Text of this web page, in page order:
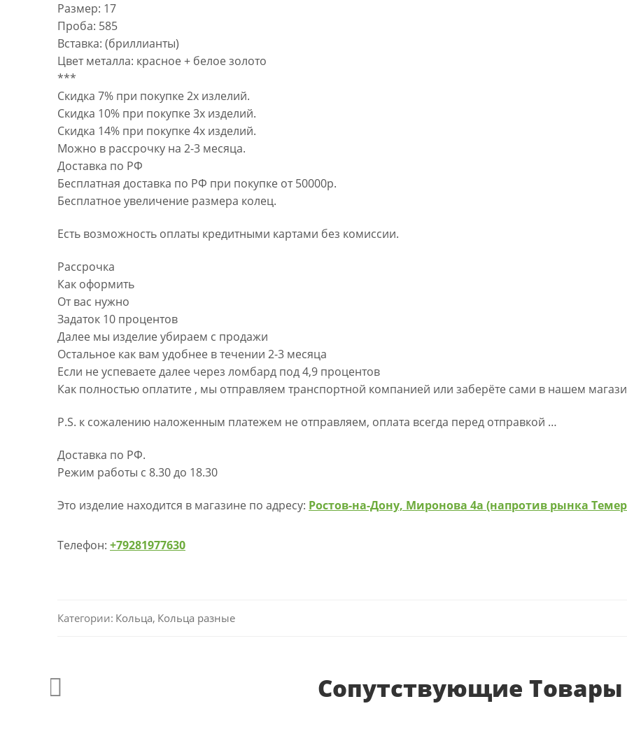
Размер: 17
Проба: 585
Вставка: (бриллианты)
Цвет металла: красное + белое золото
***
Скидка 7% при покупке 2х излелий.
Скидка 10% при покупке 3х изделий.
Скидка 14% при покупке 4х изделий.
Можно в рассрочку на 2-3 месяца.
Доставка по РФ
Бесплатная доставка по РФ при покупке от 50000р.
Бесплатное увеличение размера колец.
Есть возможность оплаты кредитными картами без комиссии.
Рассрочка
Как оформить
От вас нужно
Задаток 10 процентов
Далее мы изделие убираем с продажи
Остальное как вам удобнее в течении 2-3 месяца
Если не успеваете далее через ломбард под 4,9 процентов
Как полностью оплатите , мы отправляем транспортной компанией или заберёте сами в нашем
P.S. к сожалению наложенным платежем не отправляем, оплата всегда перед отправкой …
Доставка по РФ.
Режим работы с 8.30 до 18.30
Это изделие находится в магазине по адресу: Ростов-на-Дону, Миронова 4а (напротив рынка
Телефон: +79281977630
Категории: Кольца, Кольца разные
Сопутствующие Товары